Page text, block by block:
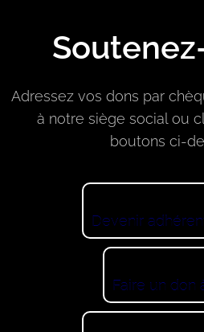
Adressez vos dons par
à notre siège social ou
boutons ci-
Devenir
Faire un don